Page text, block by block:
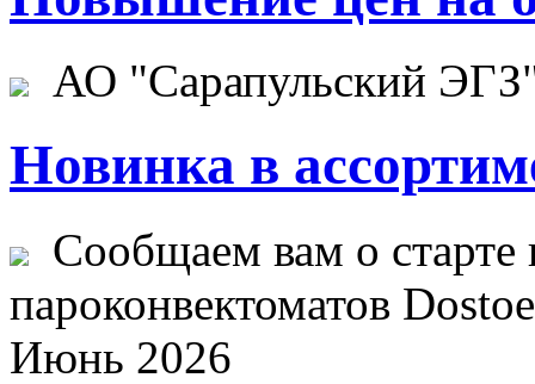
АО "Сарапульский
Новинка в
Сообщаем вам о старте
пароконвектоматов
Июнь 2026